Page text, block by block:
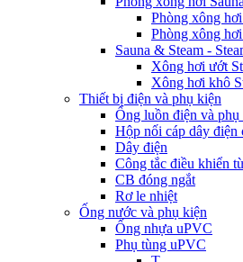
Phòng xông
Phòng xông
Sauna & Steam -
Xông hơi ướt
Xông hơi khô
Thiết bị điện và phụ kiện
Ống luồn điện và phụ
Hộp nối cáp dây điện
Dây điện
Công tắc điều khiển
CB đóng ngắt
Rơ le nhiệt
Ống nước và phụ kiện
Ống nhựa uPVC
Phụ tùng uPVC